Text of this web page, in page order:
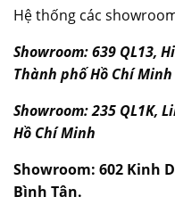
Hệ thống các
Showroom: 639 QL13,
Thành phố Hồ Chí Minh
Showroom: 235 QL1K,
Hồ Chí Minh
Showroom: 602 Kinh
Bình Tân.